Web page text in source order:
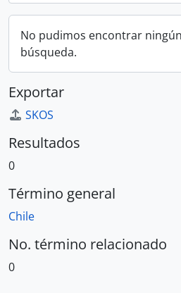
No pudimos encontrar
búsqueda.
Exportar
SKOS
Resultados
0
Término general
Chile
No. término relacionado
0